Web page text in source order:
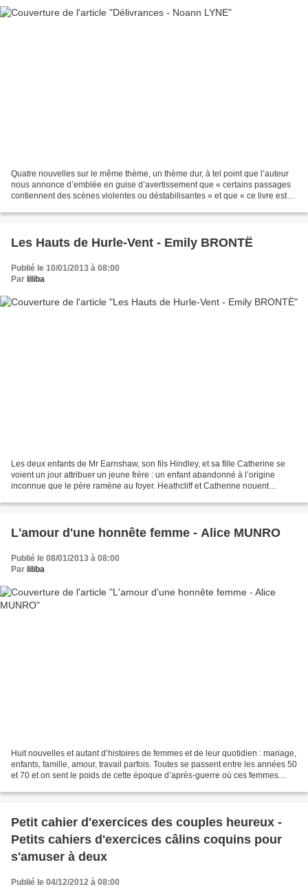
Quatre nouvelles sur le même thème, un thème dur, à tel point que l’auteur
nous annonce d’emblée en guise d’avertissement que « certains passages
contiennent des scènes violentes ou déstabilisantes » et que « ce livre est
Les Hauts de Hurle-Vent - Emily BRONTË
Publié le 10/01/2013 à 08:00
Par liliba
Les deux enfants de Mr Earnshaw, son fils Hindley, et sa fille Catherine se
voient un jour attribuer un jeune frère : un enfant abandonné à l’origine
inconnue que le père ramène au foyer. Heathcliff et Catherine nouent
L'amour d'une honnête femme - Alice MUNRO
Publié le 08/01/2013 à 08:00
Par liliba
Huit nouvelles et autant d’histoires de femmes et de leur quotidien : mariage,
enfants, famille, amour, travail parfois. Toutes se passent entre les années 50
et 70 et on sent le poids de cette époque d’après-guerre où ces femmes
Petit cahier d'exercices des couples heureux -
Petits cahiers d'exercices câlins coquins pour
s'amuser à deux
Publié le 04/12/2012 à 08:00